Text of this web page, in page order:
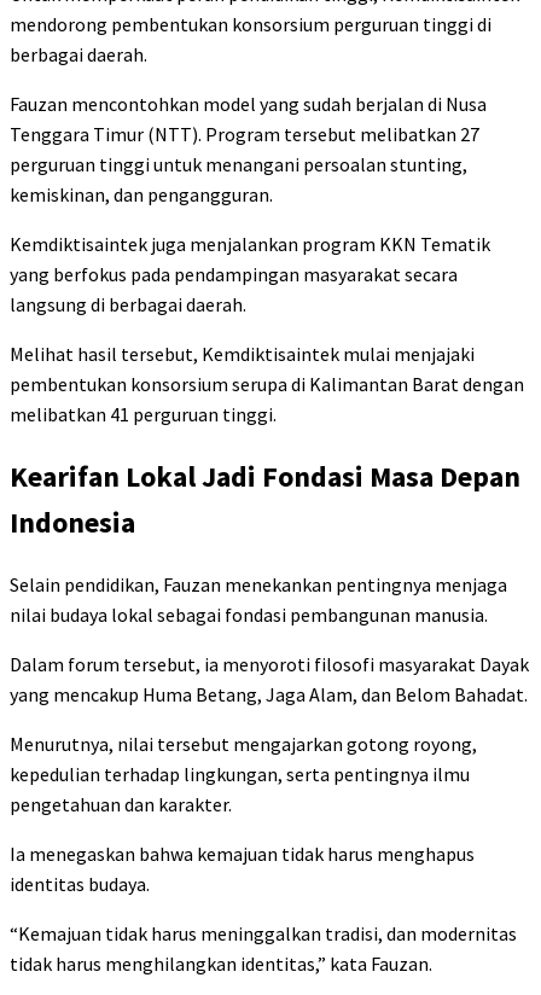
mendorong pembentukan konsorsium perguruan tinggi di
berbagai daerah.
Fauzan mencontohkan model yang sudah berjalan di Nusa
Tenggara Timur (NTT). Program tersebut melibatkan 27
perguruan tinggi untuk menangani persoalan stunting,
kemiskinan, dan pengangguran.
Kemdiktisaintek juga menjalankan program KKN Tematik
yang berfokus pada pendampingan masyarakat secara
langsung di berbagai daerah.
Melihat hasil tersebut, Kemdiktisaintek mulai menjajaki
pembentukan konsorsium serupa di Kalimantan Barat dengan
melibatkan 41 perguruan tinggi.
Kearifan Lokal Jadi Fondasi Masa Depan
Indonesia
Selain pendidikan, Fauzan menekankan pentingnya menjaga
nilai budaya lokal sebagai fondasi pembangunan manusia.
Dalam forum tersebut, ia menyoroti filosofi masyarakat Dayak
yang mencakup Huma Betang, Jaga Alam, dan Belom Bahadat.
Menurutnya, nilai tersebut mengajarkan gotong royong,
kepedulian terhadap lingkungan, serta pentingnya ilmu
pengetahuan dan karakter.
Ia menegaskan bahwa kemajuan tidak harus menghapus
identitas budaya.
“Kemajuan tidak harus meninggalkan tradisi, dan modernitas
tidak harus menghilangkan identitas,” kata Fauzan.